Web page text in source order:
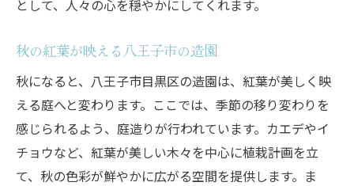
として、人々の心を穏やかにしてくれます。
秋の紅葉が映える八王子市の造園
秋になると、八王子市目黒区の造園は、紅葉が美しく映
える庭へと変わります。ここでは、季節の移り変わりを
感じられるよう、庭造りが行われています。カエデやイ
チョウなど、紅葉が美しい木々を中心に植栽計画を立
て、秋の色彩が鮮やかに広がる空間を提供します。ま